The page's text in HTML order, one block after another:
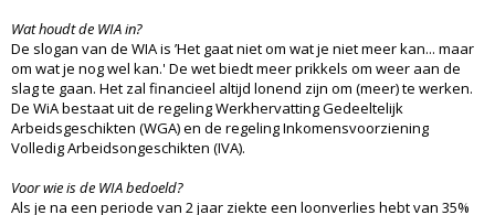
Wat houdt de WIA in?
De slogan van de WIA is ’Het gaat niet om wat je niet meer kan... maar
om wat je nog wel kan.' De wet biedt meer prikkels om weer aan de
slag te gaan. Het zal financieel altijd lonend zijn om (meer) te werken.
De WiA bestaat uit de regeling Werkhervatting Gedeeltelijk
Arbeidsgeschikten (WGA) en de regeling Inkomensvoorziening
Volledig Arbeidsongeschikten (IVA).
Voor wie is de WIA bedoeld?
Als je na een periode van 2 jaar ziekte een loonverlies hebt van 35%